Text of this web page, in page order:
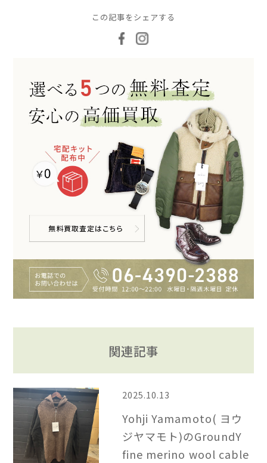
この記事をシェアする
関連記事
2025.10.13
Yohji Yamamoto( ヨウ
ジヤマモト)のGroundY
fine merino wool cable